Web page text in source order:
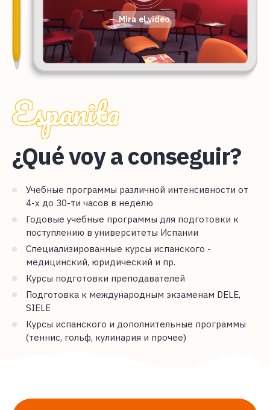
Mira el video
Espanita
¿Qué voy a conseguir?
Учебные программы различной интенсивности от
4-х до 30-ти часов в неделю
Годовые учебные программы для подготовки к
поступлению в университеты Испании
Специализированные курсы испанского -
медицинский, юридический и пр.
Курсы подготовки преподавателей
Подготовка к международным экзаменам DELE,
SIELE
Курсы испанского и дополнительные программы
(теннис, гольф, кулинария и прочее)